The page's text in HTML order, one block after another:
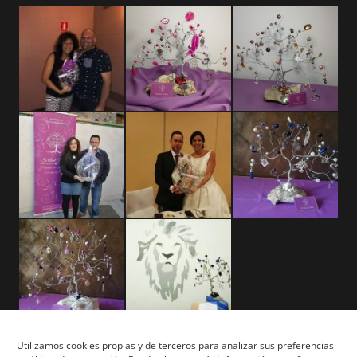
Utilizamos cookies propias y de terceros para analizar sus preferencias